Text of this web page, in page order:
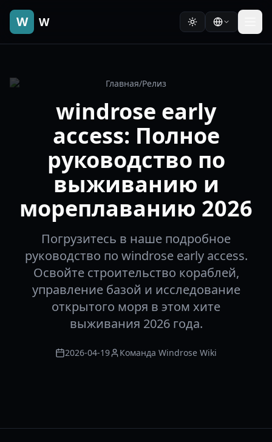
W W
Главная/Релиз
windrose early
access: Полное
руководство по
выживанию и
мореплаванию 2026
Погрузитесь в наше подробное
руководство по windrose early access.
Освойте строительство кораблей,
управление базой и исследование
открытого моря в этом хите
выживания 2026 года.
2026-04-19 Команда Windrose Wiki